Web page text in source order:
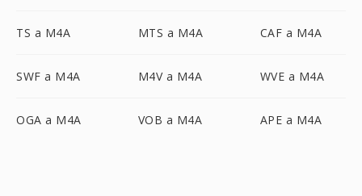
TS a M4A MTS a M4A CAF a M4A
SWF a M4A M4V a M4A WVE a M4A
OGA a M4A VOB a M4A APE a M4A